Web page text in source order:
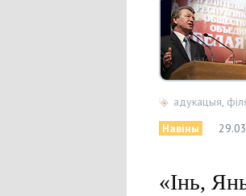
адукацыя,
Навіны
«Інь,